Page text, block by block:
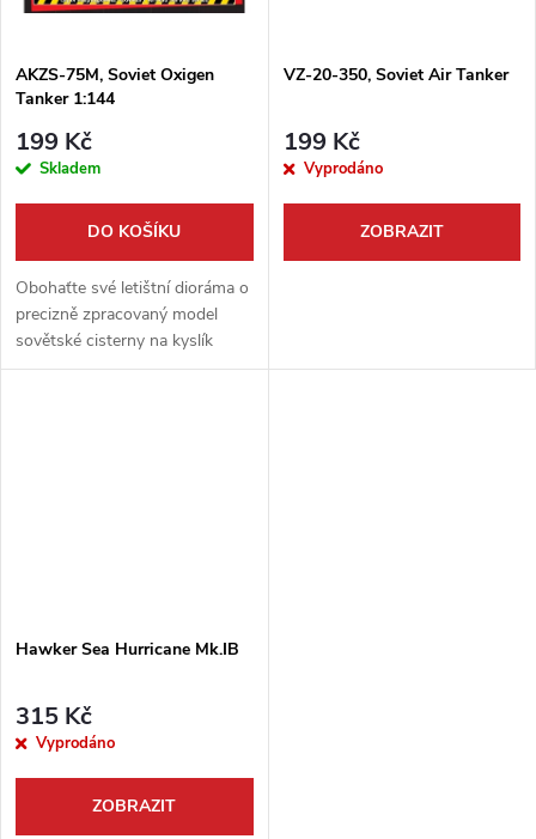
AKZS-75M, Soviet Oxigen
Tanker 1:144
199 Kč
Skladem
DO KOŠÍKU
Obohaťte své letištní dioráma o
precizně zpracovaný model
sovětské cisterny na kyslík
AKZS-75M v měřítku 1:144.
VZ-20-350, Soviet Air Tanker
199 Kč
Vyprodáno
ZOBRAZIT
Hawker Sea Hurricane Mk.IB
315 Kč
Vyprodáno
ZOBRAZIT